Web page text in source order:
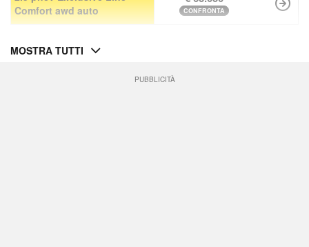
Comfort awd auto
CONFRONTA
MOSTRA TUTTI
PUBBLICITÀ